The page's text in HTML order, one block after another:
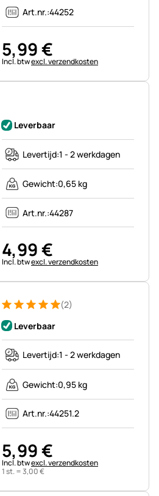
Art.nr.:44252
5,99€
Belastinginformatie:
Incl. btwexcl. verzendkosten
Leverbaar
Levertijd:1 - 2 werkdagen
Gewicht:0,65 kg
Art.nr.:44287
4,99€
Belastinginformatie:
Incl. btwexcl. verzendkosten
Beoordeling: 5 van 5 (2 beoordelingen)
2 Bewertungen (2)
Leverbaar
Levertijd:1 - 2 werkdagen
Gewicht:0,95 kg
Art.nr.:44251.2
5,99€
Belastinginformatie:
Incl. btwexcl. verzendkosten
1 st. =3,00€